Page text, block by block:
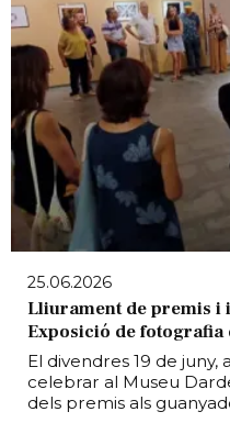
25.06.2026
Lliurament de premis i
Exposició de fotografia
El divendres 19 de juny,
celebrar al Museu
dels premis als